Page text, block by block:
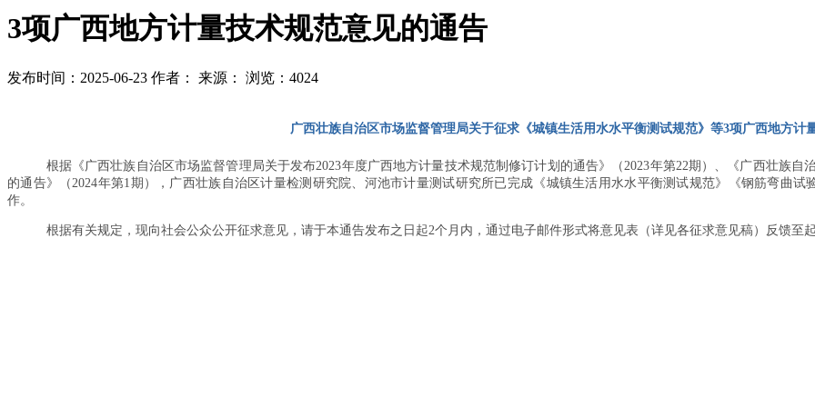
3项广西地方计量技术规范意见的通告
发布时间：2025-06-23 作者： 来源： 浏览：4024
广西壮族自治区市场监督管理局关于征求《城镇生活用水水平衡测试规范》等3项广西地方计
根据《广西壮族自治区市场监督管理局关于发布2023年度广西地方计量技术规范制修订计划的通告》（2023年第22期）、《广西壮族自
的通告》（2024年第1期），广西壮族自治区计量检测研究院、河池市计量测试研究所已完成《城镇生活用水水平衡测试规范》《钢筋弯曲试
作。
根据有关规定，现向社会公众公开征求意见，请于本通告发布之日起2个月内，通过电子邮件形式将意见表（详见各征求意见稿）反馈至